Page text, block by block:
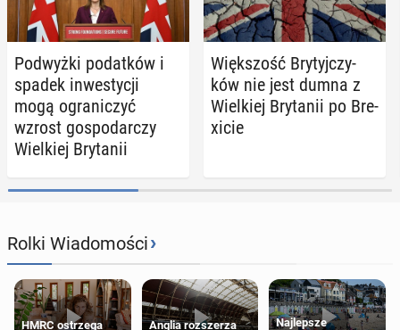
Pod­wyż­ki po­dat­ków i
spadek in­we­sty­cji
mogą ogra­ni­czyć
wzrost go­spo­dar­czy
Wiel­kiej Bry­ta­nii
Więk­szość Bry­tyj­czy­
ków nie jest dumna z
Wiel­kiej Bry­ta­nii po Bre­
xi­cie
Rolki Wiadomości›
HMRC ostrzega Anglia rozszerza Najlepsze